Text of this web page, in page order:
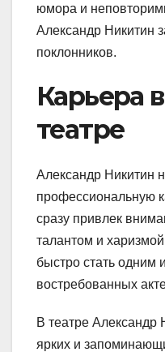
юмора и
Александр Никитин
поклонников.
Карьера
театре
Александр Никитин
профессиональную
сразу привлек
талантом и
быстро стать одним
востребованных
В театре Александр
ярких и